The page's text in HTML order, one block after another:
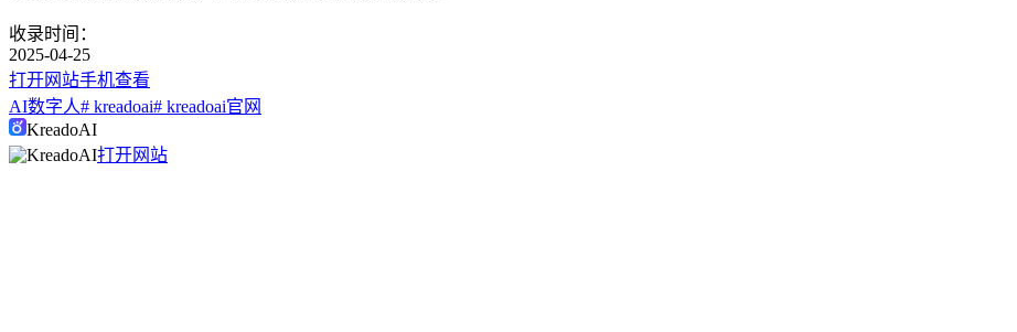
收录时间：
2025-04-25
打开网站手机查看
AI数字人# kreadoai# kreadoai官网
KreadoAI
打开网站